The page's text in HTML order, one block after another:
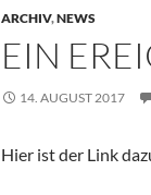
ARCHIV,NEWS
EIN
14. AUGUST 2017
Hier ist der Link